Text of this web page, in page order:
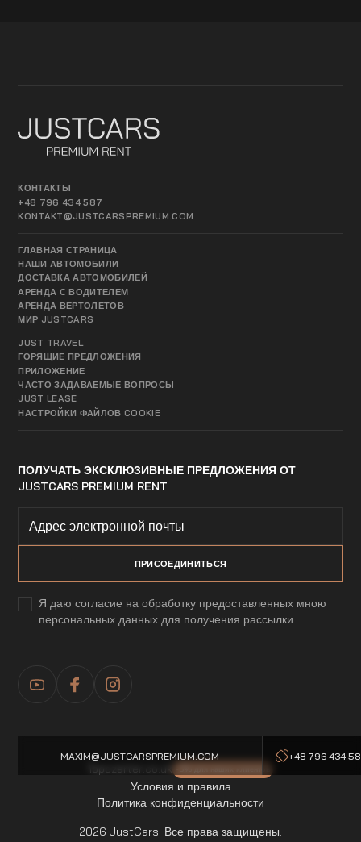
КОНТАКТЫ
+48 796 434 587
KONTAKT@JUSTCARSPREMIUM.COM
ГЛАВНАЯ СТРАНИЦА
НАШИ АВТОМОБИЛИ
ДОСТАВКА АВТОМОБИЛЕЙ
АРЕНДА С ВОДИТЕЛЕМ
АРЕНДА ВЕРТОЛЕТОВ
МИР JUSTCARS
JUST TRAVEL
ГОРЯЩИЕ ПРЕДЛОЖЕНИЯ
ПРИЛОЖЕНИЕ
ЧАСТО ЗАДАВАЕМЫЕ ВОПРОСЫ
JUST LEASE
НАСТРОЙКИ ФАЙЛОВ COOKIE
ПОЛУЧАТЬ ЭКСКЛЮЗИВНЫЕ ПРЕДЛОЖЕНИЯ ОТ
JUSTCARS PREMIUM RENT
Я даю согласие на обработку предоставленных мною
персональных данных для получения рассылки.
MAXIM@JUSTCARSPREMIUM.COM +48 796 434
Политика конфиденциальности
Условия и правила
Topczarter.co.uk
2026 JustCars. Все права защищены.